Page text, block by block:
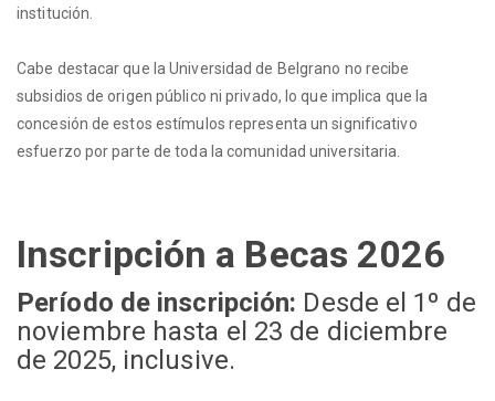
institución.
Cabe destacar que la Universidad de Belgrano no recibe
subsidios de origen público ni privado, lo que implica que la
concesión de estos estímulos representa un significativo
esfuerzo por parte de toda la comunidad universitaria.
Inscripción a Becas 2026
Período de inscripción: Desde el 1º de
noviembre hasta el 23 de diciembre
de 2025, inclusive.